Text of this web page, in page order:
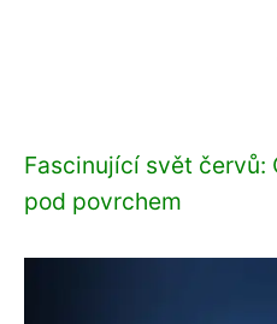
Fascinující svět červů:
pod povrchem